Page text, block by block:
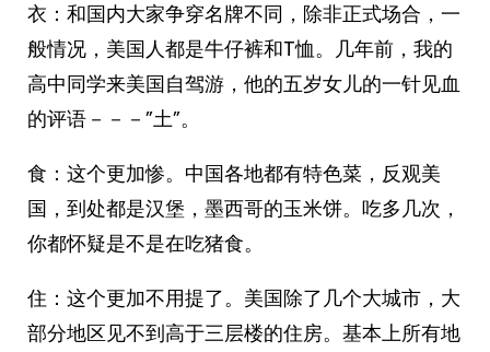
衣：和国内大家争穿名牌不同，除非正式场合，一
般情况，美国人都是牛仔裤和T恤。几年前，我的
高中同学来美国自驾游，他的五岁女儿的一针见血
的评语－－－”土”。
食：这个更加惨。中国各地都有特色菜，反观美
国，到处都是汉堡，墨西哥的玉米饼。吃多几次，
你都怀疑是不是在吃猪食。
住：这个更加不用提了。美国除了几个大城市，大
部分地区见不到高于三层楼的住房。基本上所有地